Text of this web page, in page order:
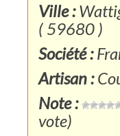
Ville :
( 59680 )
Société :
Artisan :
Note :
vote)